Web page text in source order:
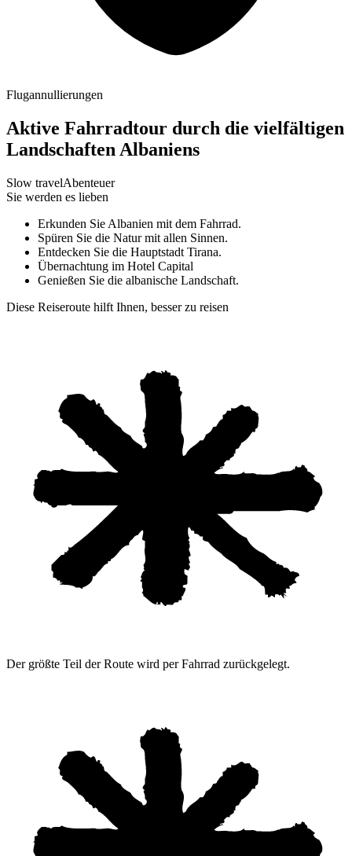
Flugannullierungen
Aktive Fahrradtour durch die vielfältigen
Landschaften Albaniens
Slow travelAbenteuer
Sie werden es lieben
Erkunden Sie Albanien mit dem Fahrrad.
Spüren Sie die Natur mit allen Sinnen.
Entdecken Sie die Hauptstadt Tirana.
Übernachtung im Hotel Capital
Genießen Sie die albanische Landschaft.
Diese Reiseroute hilft Ihnen, besser zu reisen
Der größte Teil der Route wird per Fahrrad zurückgelegt.